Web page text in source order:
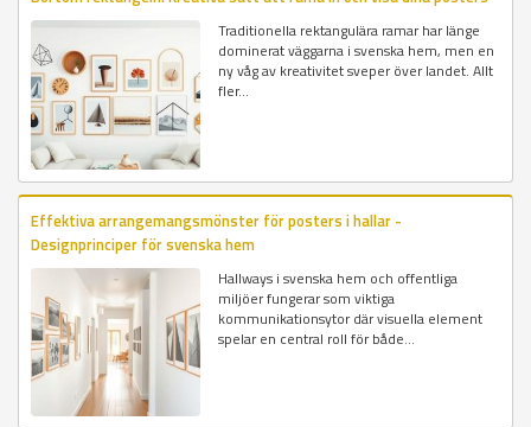
Traditionella rektangulära ramar har länge
dominerat väggarna i svenska hem, men en
ny våg av kreativitet sveper över landet. Allt
fler...
Effektiva arrangemangsmönster för posters i hallar -
Designprinciper för svenska hem
Hallways i svenska hem och offentliga
miljöer fungerar som viktiga
kommunikationsytor där visuella element
spelar en central roll för både...